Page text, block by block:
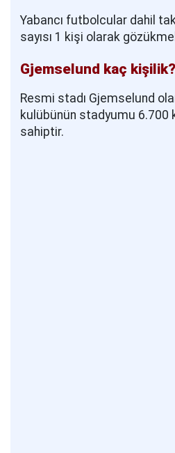
Yabancı futbolcular dahil
sayısı 1 kişi olarak
Gjemselund kaç kişilik?
Resmi stadı Gjemselund
kulübünün stadyumu 6.700
sahiptir.